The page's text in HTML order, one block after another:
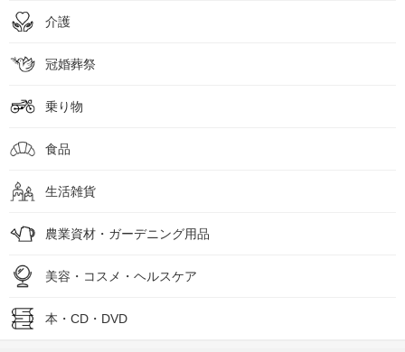
介護
冠婚葬祭
乗り物
食品
生活雑貨
農業資材・ガーデニング用品
美容・コスメ・ヘルスケア
本・CD・DVD